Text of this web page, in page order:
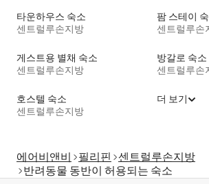
타운하우스 숙소
센트럴루손지방
팜 스테이
센트럴루손
게스트용 별채 숙소
센트럴루손지방
방갈로 숙소
센트럴루손
호스텔 숙소
센트럴루손지방
더 보기
에어비앤비 필리핀 센트럴루손지방
반려동물 동반이 허용되는 숙소